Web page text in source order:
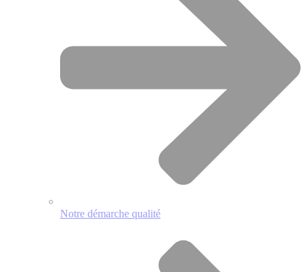
Notre démarche qualité